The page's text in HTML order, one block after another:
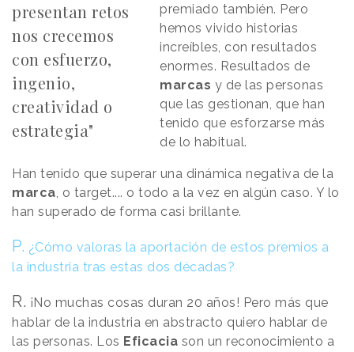
presentan retos
nos crecemos
con esfuerzo,
ingenio,
creatividad o
estrategia"
premiado también. Pero
hemos vivido historias
increíbles, con resultados
enormes. Resultados de
marcas y de las personas
que las gestionan, que han
tenido que esforzarse más
de lo habitual.
Han tenido que superar una dinámica negativa de la
marca, o target.... o todo a la vez en algún caso. Y lo
han superado de forma casi brillante.
P. ¿Cómo valoras la aportación de estos premios a
la industria tras estas dos décadas?
R. ¡No muchas cosas duran 20 años! Pero más que
hablar de la industria en abstracto quiero hablar de
las personas. Los Eficacia son un reconocimiento a